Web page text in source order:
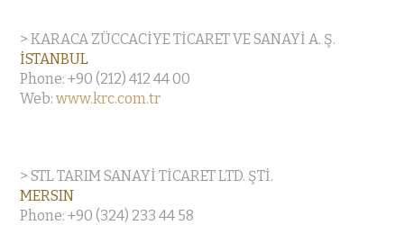
> KARACA ZÜCCACİYE TİCARET VE SANAYİ A. Ş.
İSTANBUL
Phone: +90 (212) 412 44 00
Web: www.krc.com.tr
> STL TARIM SANAYİ TİCARET LTD. ŞTİ.
MERSIN
Phone: +90 (324) 233 44 58